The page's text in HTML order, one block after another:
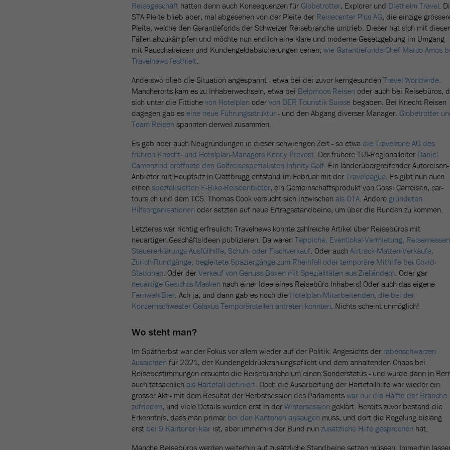
Reisegeschäft hatten dann auch Konsequenzen für Globetrotter, Explorer und Diethelm Travel.
STA-Pleite blieb aber, mal abgesehen von der Pleite der Reisecenter Plus AG, die einzige
Pleite, welche den Garantiefonds der Schweizer Reisebranche umtrieb. Dieser hat sich mit
Fällen abzukämpfen und möchte nun endlich eine klare und moderne Gesetzgebung im Umgang
mit Pauschalreisen und Kundengeldabsicherungen sehen, wie Garantiefonds-Chef Marco Amos
Travelnews festhielt.
Anderswo blieb die Situation angespannt - etwa bei der zuvor kerngesunden Travel Worldwide.
Mancherorts kam es zu Inhaberwechseln, etwa bei Belpmoos Reisen oder auch bei Reisebüros,
sich unter die Fittiche von Hotelplan oder von DER Touristik Suisse begaben. Bei Knecht Reisen
dagegen gab es eine neue Führungsstruktur - und den Abgang diverser Manager. Globetrotter
Team Reisen spannten derweil zusammen.
Es gab aber auch Neugründungen in dieser schwierigen Zeit - so etwa die Travelzone AG des
frühren Knecht- und Hotelplan-Managers Kenny Prevost. Der frühere TUI-Regionalleiter Daniel
Camenzind eröffnete den Golfreisespezialisten Infinity Golf. Ein länderübergreifender Autoreisen-
Anbieter mit Hauptsitz in Glattbrugg entstand im Februar mit der Traveleague. Es gibt nun auch
einen spezialisierten E-Bike-Reiseanbieter, ein Gemeinschaftsprodukt von Gössi Carreisen, car-
tours.ch und dem TCS. Thomas Cook versucht sich inzwischen als OTA. Andere gründeten
Hilfsorganisationen oder setzten auf neue Ertragsstandbeine, um über die Runden zu kommen.
Letzteres war richtig erfreulich: Travelnews konnte zahlreiche Artikel über Reisebüros mit
neuartigen Geschäftsideen publizieren. Da waren Teppiche, Eventlokal-Vermietung,
Steuererklärungs-Ausfüllhilfe, Schuh- oder Fischverkauf. Oder auch Airtrack-Matten-Verkäufe,
Zürich-Rundgänge, begleitete Spaziergänge zum Rheinfall oder temporäre Mithilfe bei Covid-
Stationen. Oder der Verkauf von Genuss-Boxen mit Spezialitäten aus Zielländern. Oder gar
neuartige Gesichts-Masken nach einer Idee eines Reisebüro-Inhabers! Oder auch das eigene
Fernweh-Bier. Ach ja, und dann gab es noch die Hotelplan-Mitarbeitenden, die bei der
Konzernschwester Galaxus Temporärstellen antreten konnten. Nichts scheint unmöglich!
Wo steht man?
Im Spätherbst war der Fokus vor allem wieder auf der Politik. Angesichts der rabenschwarzen
Aussichten für 2021, der Kundengeldrückzahlungspflicht und dem anhaltenden Chaos bei
Reisebestimmungen ersuchte die Reisebranche um einen Sonderstatus - und wurde dann in
auch tatsächlich als Härtefall definiert. Doch die Ausarbeitung der Härtefallhilfe war wieder ein
grosser Akt - mit dem Resultat der Herbstsession des Parlaments war nur die Hälfte der Branche
zufrieden, und viele Details wurden erst in der Wintersession geklärt. Bereits zuvor bestand die
Erkenntnis, dass man primär bei den Kantonen ansaugen muss, und dort die Regelung bislang
erst bei 9 Kantonen klar ist, aber immerhin der Bund nun zusätzliche Hilfe gesprochen hat.
Manche Reisebüros werden weiterhin auf zusätzliche Standbeine setzen müssen. Immerhin